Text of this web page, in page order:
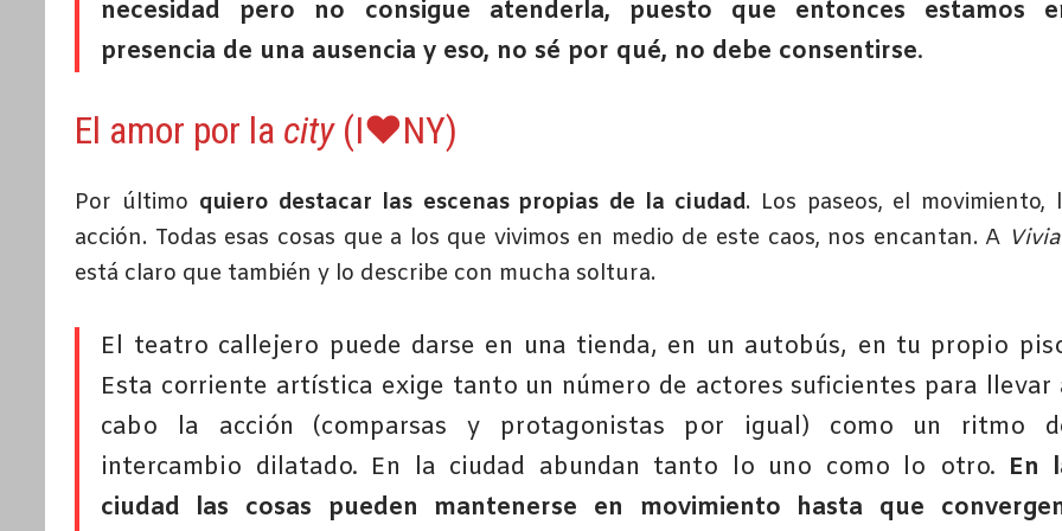
necesidad pero no consigue atenderla, puesto que entonces estamos
presencia de una ausencia y eso, no sé por qué, no debe consentirse.
El amor por la city (I♥NY)
Por último quiero destacar las escenas propias de la ciudad. Los paseos, el movimiento,
acción. Todas esas cosas que a los que vivimos en medio de este caos, nos encantan. A
está claro que también y lo describe con mucha soltura.
El teatro callejero puede darse en una tienda, en un autobús, en tu propio
Esta corriente artística exige tanto un número de actores suficientes para llevar
cabo la acción (comparsas y protagonistas por igual) como un ritmo
intercambio dilatado. En la ciudad abundan tanto lo uno como lo otro. En
ciudad las cosas pueden mantenerse en movimiento hasta que